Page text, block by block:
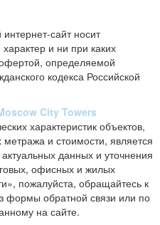
сайт носит
и ни при каких
определяемой
кодекса Российской
City Towers
характеристик объектов,
и стоимости, является
данных и уточнения
офисных и жилых
пожалуйста, обращайтесь к
формы обратной связи или по
на сайте.